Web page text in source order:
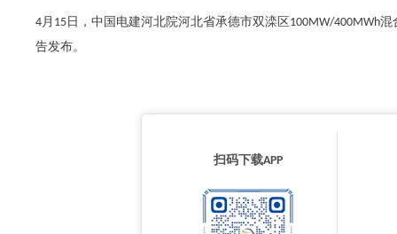
4月15日，中国电建河北院河北省承德市双滦区100MW/400MWh
告发布。
扫码下载APP